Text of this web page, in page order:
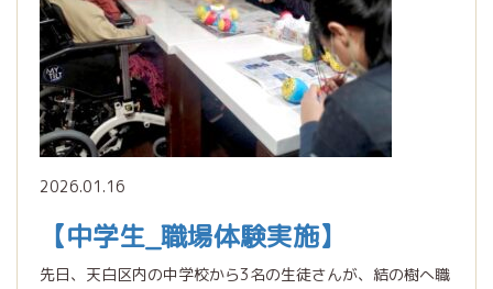
2026.01.16
【中学生_職場体験実施】
先日、天白区内の中学校から3名の生徒さんが、結の樹へ職